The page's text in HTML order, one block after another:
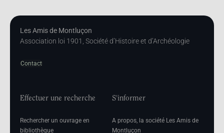
Les Amis de Montluçon
Association loi 1901, Société d’Histoire et d’Archéologie
Contact
Effectuer une recherche
Rechercher un ouvrage en
bibliothèque
S'informer
A propos, la société Les Amis de
Montluçon